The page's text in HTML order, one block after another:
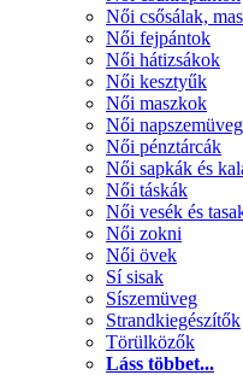
Női csősálak,
Női fejpántok
Női hátizsákok
Női kesztyűk
Női maszkok
Női napszemüveg
Női pénztárcák
Női sapkák és
Női táskák
Női vesék és
Női zokni
Női övek
Sí sisak
Síszemüveg
Strandkiegészítők
Törülközők
Láss többet...